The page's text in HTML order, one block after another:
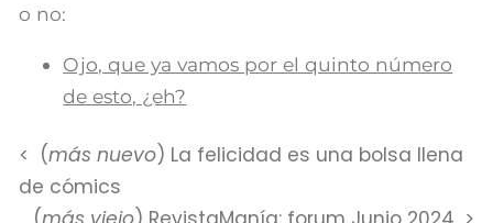
o no:
Ojo, que ya vamos por el quinto número
de esto, ¿eh?
(más nuevo) La felicidad es una bolsa llena
de cómics